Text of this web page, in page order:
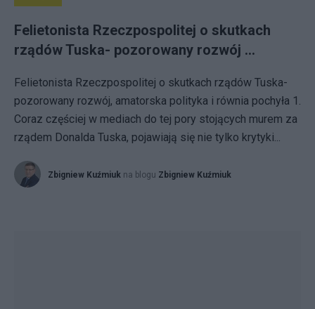
Felietonista Rzeczpospolitej o skutkach
rządów Tuska- pozorowany rozwój ...
Felietonista Rzeczpospolitej o skutkach rządów Tuska-
pozorowany rozwój, amatorska polityka i równia pochyła 1.
Coraz częściej w mediach do tej pory stojących murem za
rządem Donalda Tuska, pojawiają się nie tylko krytyki...
Zbigniew Kuźmiuk na blogu Zbigniew Kuźmiuk